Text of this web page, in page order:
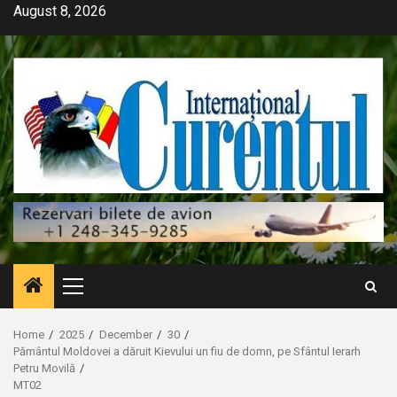
Skip
content
August 8, 2026
Primary
Menu
Home 2025 December
30
Pământul Moldovei a dăruit Kievului un fiu de domn, pe Sfântul Ierarh
Petru Movilă
MT02